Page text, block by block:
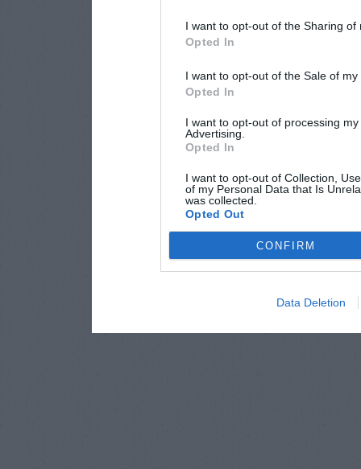
I want to opt-out of the Sharing of
Opted In
I want to opt-out of the Sale of
Opted In
I want to opt-out of processing
Advertising.
Opted In
I want to opt-out of Collection,
of my Personal Data that Is
was collected.
Opted Out
CONFIRM
Data Deletion